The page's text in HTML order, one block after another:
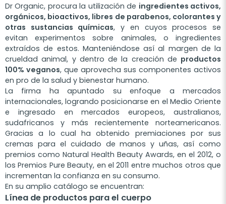
Dr Organic, procura la utilización de ingredientes activos,
orgánicos, bioactivos, libres de parabenos, colorantes y
otras sustancias químicas, y en cuyos procesos se
evitan experimentos sobre animales, o ingredientes
extraídos de estos. Manteniéndose así al margen de la
crueldad animal, y dentro de la creación de productos
100% veganos, que aprovecha sus componentes activos
en pro de la salud y bienestar humano.
La firma ha apuntado su enfoque a mercados
internacionales, logrando posicionarse en el Medio Oriente
e ingresado en mercados europeos, australianos,
sudafricanos y más recientemente norteamericanos.
Gracias a lo cual ha obtenido premiaciones por sus
cremas para el cuidado de manos y uñas, así como
premios como Natural Health Beauty Awards, en el 2012, o
los Premios Pure Beauty, en el 2011 entre muchos otros que
incrementan la confianza en su consumo.
En su amplio catálogo se encuentran:
Línea de productos para el cuerpo